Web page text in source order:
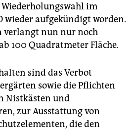
im
wieder aufgekündigt worden.
verlangt nun nur noch
100 Quadratmeter Fläche.
sind das Verbot
sowie die Pflichten
Nistkästen und
zur Ausstattung von
die den